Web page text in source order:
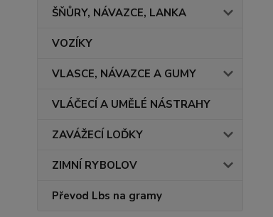
ŠŇŮRY, NÁVAZCE, LANKA
VOZÍKY
VLASCE, NÁVAZCE A GUMY
VLÁČECÍ A UMĚLÉ NÁSTRAHY
ZAVÁŽECÍ LOĎKY
ZIMNÍ RYBOLOV
Převod Lbs na gramy